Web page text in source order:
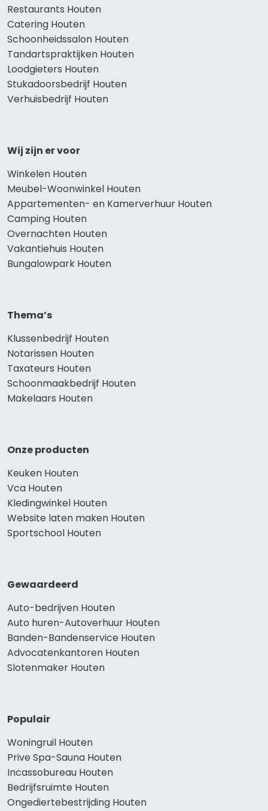
Restaurants Houten
Catering Houten
Schoonheidssalon Houten
Tandartspraktijken Houten
Loodgieters Houten
Stukadoorsbedrijf Houten
Verhuisbedrijf Houten
Wij zijn er voor
Winkelen Houten
Meubel-Woonwinkel Houten
Appartementen- en Kamerverhuur Houten
Camping Houten
Overnachten Houten
Vakantiehuis Houten
Bungalowpark Houten
Thema’s
Klussenbedrijf Houten
Notarissen Houten
Taxateurs Houten
Schoonmaakbedrijf Houten
Makelaars Houten
Onze producten
Keuken Houten
Vca Houten
Kledingwinkel Houten
Website laten maken Houten
Sportschool Houten
Gewaardeerd
Auto-bedrijven Houten
Auto huren-Autoverhuur Houten
Banden-Bandenservice Houten
Advocatenkantoren Houten
Slotenmaker Houten
Populair
Woningruil Houten
Prive Spa-Sauna Houten
Incassobureau Houten
Bedrijfsruimte Houten
Ongediertebestrijding Houten